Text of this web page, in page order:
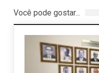
Você pode gostar...